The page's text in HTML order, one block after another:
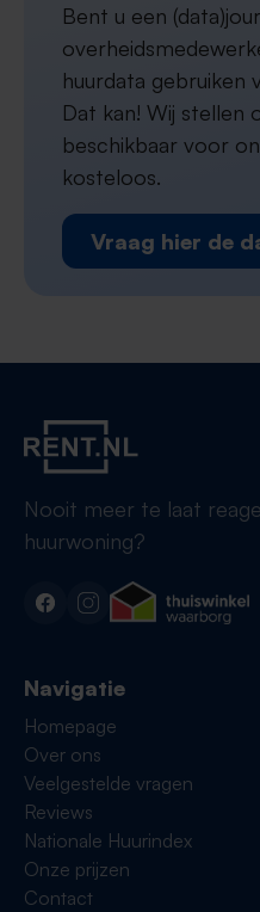
Bent u een
huurdata gebruiken
Dat kan! Wij stellen
beschikbaar voor
kosteloos.
Vraag hier de
Nooit meer te laat
huurwoning?
Navigatie
Homepage
Over ons
Veelgestelde vragen
Reviews
Nationale Huurindex
Onze prijzen
Contact